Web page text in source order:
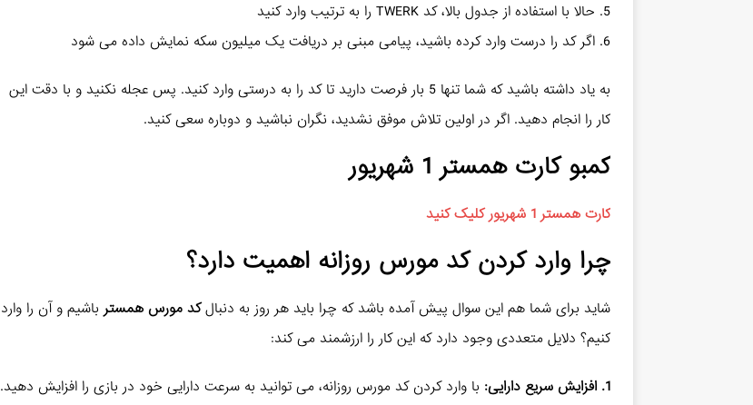
5. حالا با استفاده از جدول بالا، کد TWERK را به ترتیب وارد کنید
6. اگر کد را درست وارد کرده باشید، پیامی مبنی بر دریافت یک میلیون سکه نمایش داده می شود
به یاد داشته باشید که شما تنها 5 بار فرصت دارید تا کد را به درستی وارد کنید. پس عجله نکنید و با دقت این
کار را انجام دهید. اگر در اولین تلاش موفق نشدید، نگران نباشید و دوباره سعی کنید.
کمبو کارت همستر 1 شهریور
کارت همستر 1 شهریور کلیک کنید
چرا وارد کردن کد مورس روزانه اهمیت دارد؟
شاید برای شما هم این سوال پیش آمده باشد که چرا باید هر روز به دنبالکد مورس همستر باشیم و آن را وارد
کنیم؟ دلایل متعددی وجود دارد که این کار را ارزشمند می کند:
1. افزایش سریع دارایی:
با وارد کردن کد مورس روزانه، می توانید به سرعت دارایی خود در بازی را افزایش دهید.